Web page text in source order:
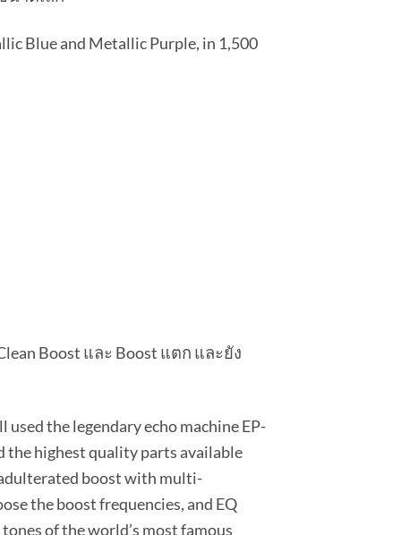
Blue and Metallic Purple, in 1,500
Boost และ Boost แตก และยัง
the legendary echo machine EP-
the highest quality parts available
boost with multi-
the boost frequencies, and EQ
of the world’s most famous